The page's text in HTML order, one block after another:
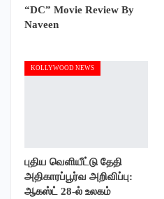
“DC” Movie Review By
Naveen
KOLLYWOOD NEWS
புதிய வெளியீட்டு தேதி
அதிகாரப்பூர்வ அறிவிப்பு:
ஆகஸ்ட் 28-ல் உலகம்